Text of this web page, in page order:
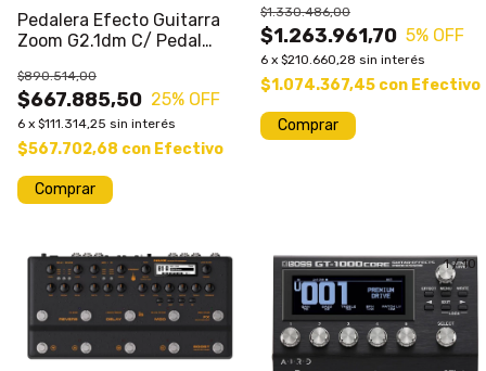
Pedalera Efecto Guitarra
Zoom G2.1dm C/ Pedal
$667.885,50
$890.514,00
25% OFF
6 x $111.314,25 sin interés
$567.702,68 con Efectivo
Comprar
$1.263.961,70
$1.330.486,00
5% OFF
6 x $210.660,28 sin interés
$1.074.367,45 con Efectivo
1/10